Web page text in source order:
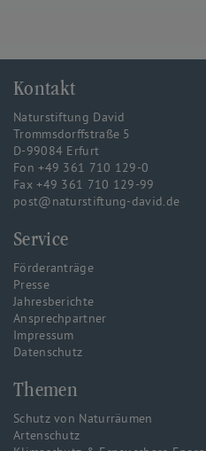
Kontakt
Naturstiftung David
Trommsdorffstraße 5
D-99084 Erfurt
Fon +49 361 710 129-0
Fax +49 361 710 129-99
post@naturstiftung-david.de
Service
Förderanträge
Presse
Jahresberichte
Ansprechpartner
Impressum
Datenschutz
Themen
Schutz von Naturräumen
Artenschutz